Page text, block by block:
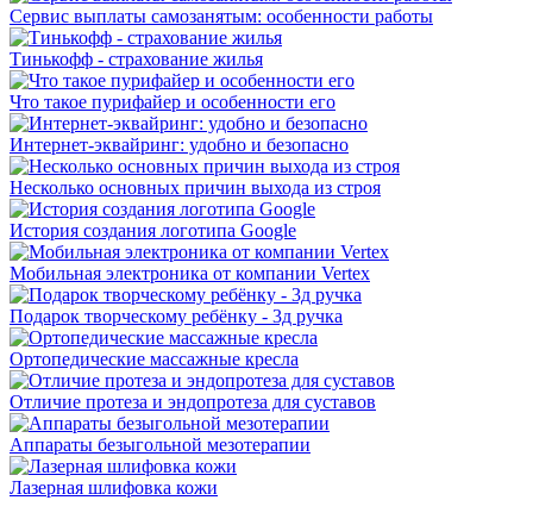
Сервис выплаты самозанятым: особенности работы
Тинькофф - страхование жилья
Что такое пурифайер и особенности его
Интернет-эквайринг: удобно и безопасно
Несколько основных причин выхода из строя
История создания логотипа Google
Мобильная электроника от компании Vertex
Подарок творческому ребёнку - 3д ручка
Ортопедические массажные кресла
Отличие протеза и эндопротеза для суставов
Аппараты безыгольной мезотерапии
Лазерная шлифовка кожи